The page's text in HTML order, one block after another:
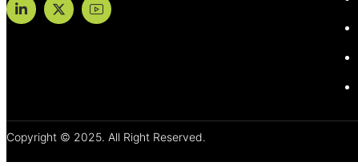
Copyright © 2025. All Right Reserved.